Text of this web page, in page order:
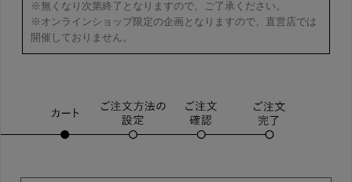
※無くなり次第終了となりますので、ご了承ください。
※オンラインショップ限定の企画となりますので、直営店では
開催しておりません。